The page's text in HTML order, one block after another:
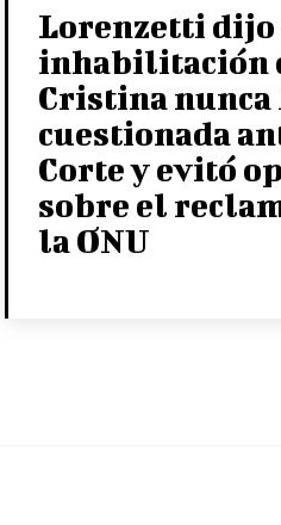
Lorenzetti dijo
inhabilitación
Cristina nunca
cuestionada
Corte y evitó
sobre el
la ONU